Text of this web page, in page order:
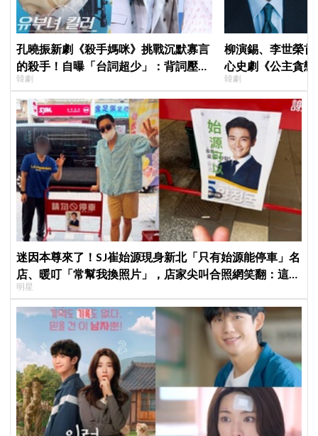
孔曉振新劇《殺手媽咪》挑戰沉默寡言
的殺手！自曝「台詞超少」：背詞壓力
小很多XD
韓劇
柳演錫、李世榮
心史劇《公主貪
羅密歐與茱麗葉」
韓劇
迷因本尊來了！SJ崔始源現身新北「只有始源能停車」名
店、暖叮「常幫我換照片」，店家尖叫合照網笑翻：這輩
子不能脫粉了
明星